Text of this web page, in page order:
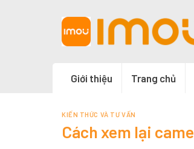
Giới thiệu Trang chủ
KIẾN THỨC VÀ TƯ VẤN
Cách xem lại